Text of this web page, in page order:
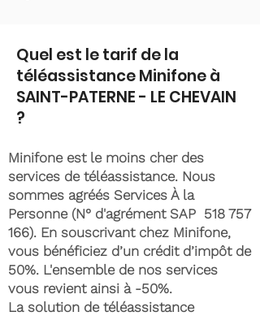
Quel est le tarif de la
téléassistance Minifone à
SAINT-PATERNE - LE CHEVAIN
?
Minifone est le moins cher des
services de téléassistance. Nous
sommes agréés Services À la
Personne (N° d'agrément SAP 518 757
166). En souscrivant chez Minifone,
vous bénéficiez d’un crédit d’impôt de
50%. L'ensemble de nos services
vous revient ainsi à -50%.
La solution de téléassistance